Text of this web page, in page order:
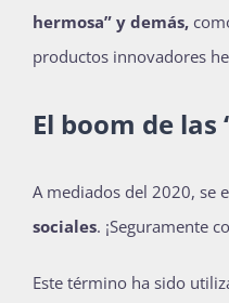
hermosa” y demás,
productos innovadores
El boom de las
A mediados del 2020, se
sociales. ¡Seguramente
Este término ha sido